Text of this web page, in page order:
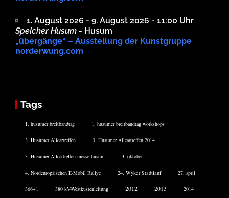
1. August 2026 - 9. August 2026 - 11:00 Uhr
Speicher Husum - Husum
„übergänge“ – Ausstellung der Kunstgruppe
norderwung.com
Tags
1. husumer breitbandtag 1. husumer breitbandtag workshops
3. Husumer Allcartreffen 3. Husumer Allcartreffen 2014
3. Husumer Allcartreffen messe husum 3. oktober
4. Nordeuropäischen E-Mobil Rallye 24. Wyker Stadtlauf 27. april
366+1 380 kV-Westküstenleitung 2012 2013 2014